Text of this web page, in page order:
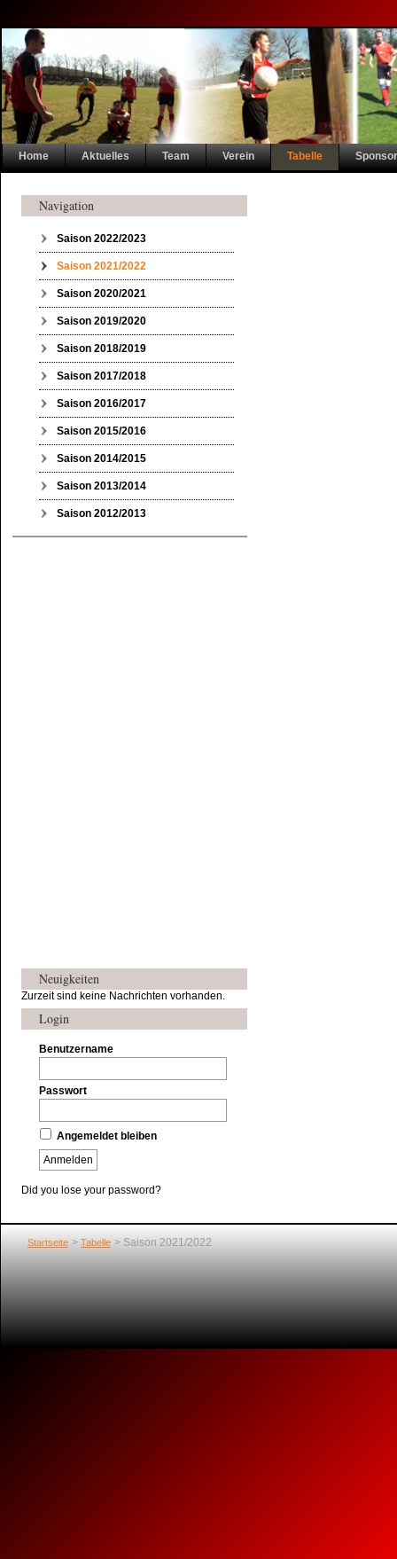
Navigation
Home Aktuelles Team Verein Tabelle
Navigation
Saison 2022/2023
Saison 2021/2022
Saison 2020/2021
Saison 2019/2020
Saison 2018/2019
Saison 2017/2018
Saison 2016/2017
Saison 2015/2016
Saison 2014/2015
Saison 2013/2014
Saison 2012/2013
Neuigkeiten
Zurzeit sind keine Nachrichten vorhanden.
Login
Benutzername
Passwort
Angemeldet bleiben
Did you lose your password?
Startseite Tabelle Saison 2021/2022